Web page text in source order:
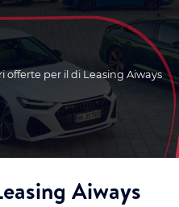
offerte per il di Leasing Aiways
Aiways